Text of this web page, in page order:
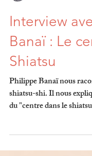
Thomas Spruyt
Interview
Banaï : Le
Shiatsu
shiatsu-shi. Il nous
du "centre dans le